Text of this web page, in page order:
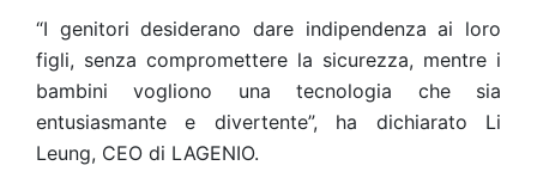
“I genitori desiderano dare indipendenza ai loro
figli, senza compromettere la sicurezza, mentre i
bambini vogliono una tecnologia che sia
entusiasmante e divertente”, ha dichiarato Li
Leung, CEO di LAGENIO.